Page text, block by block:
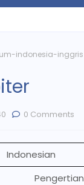
indonesia-inggris
0 Comments
Indonesian
Pengertian